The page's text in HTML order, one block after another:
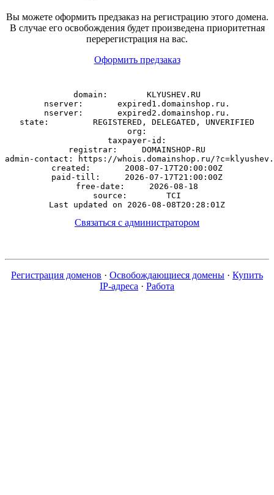
Вы можете оформить предзаказ на регистрацию этого домена.
В случае его освобождения будет произведена приоритетная
перерегистрация на вас.
Оформить предзаказ
domain:        KLYUSHEV.RU
nserver:       expired1.domainshop.ru.
nserver:       expired2.domainshop.ru.
state:         REGISTERED, DELEGATED, UNVERIFIED
org:
taxpayer-id:
registrar:     DOMAINSHOP-RU
admin-contact: https://whois.domainshop.ru/
created:       2008-07-17T20:00:00Z
paid-till:     2026-07-17T21:00:00Z
free-date:     2026-08-18
source:        TCI
Связаться с администратором
Регистрация доменов · Освобождающиеся домены · Купить
IP-адреса · Работа